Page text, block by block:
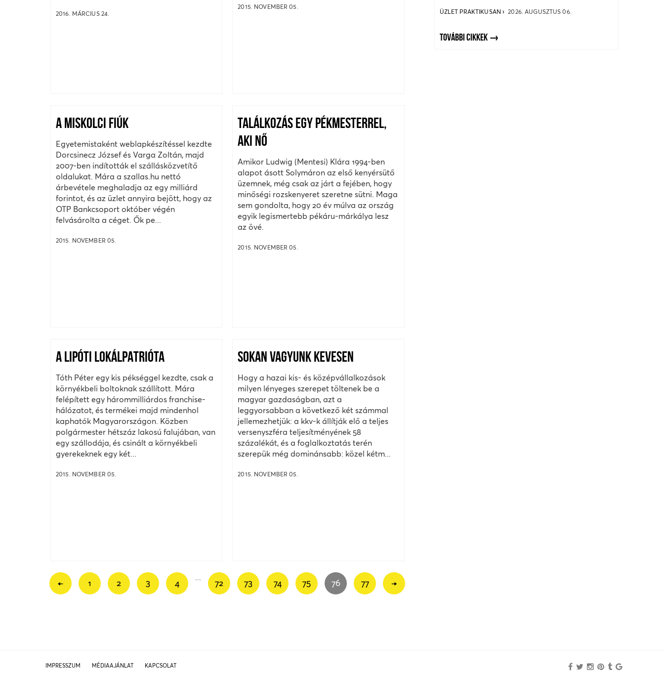
2016. MÁRCIUS 24.
2015. NOVEMBER 05.
A MISKOLCI FIÚK
Egyetemistaként weblapkészítéssel kezdte
Dorcsinecz József és Varga Zoltán, majd
2007-ben indították el szállásközvetítő
oldalukat. Mára a szallas.hu nettó
árbevétele meghaladja az egy milliárd
forintot, és az üzlet annyira bejött, hogy az
OTP Bankcsoport október végén
felvásárolta a céget. Ők pe...
2015. NOVEMBER 05.
TALÁLKOZÁS EGY PÉKMESTERREL,
AKI NŐ
Amikor Ludwig (Mentesi) Klára 1994-ben
alapot ásott Solymáron az első kenyérsütő
üzemnek, még csak az járt a fejében, hogy
minőségi rozskenyeret szeretne sütni. Maga
sem gondolta, hogy 20 év múlva az ország
egyik legismertebb pékáru-márkálya lesz
az övé.
2015. NOVEMBER 05.
A LIPÓTI LOKÁLPATRIÓTA
Tóth Péter egy kis pékséggel kezdte, csak a
környékbeli boltoknak szállított. Mára
felépített egy hárommilliárdos franchise-
hálózatot, és termékei majd mindenhol
kaphatók Magyarországon. Közben
polgármester hétszáz lakosú falujában, van
egy szállodája, és csinált a környékbeli
gyerekeknek egy két...
2015. NOVEMBER 05.
SOKAN VAGYUNK KEVESEN
Hogy a hazai kis- és középvállalkozások
milyen lényeges szerepet töltenek be a
magyar gazdaságban, azt a
leggyorsabban a következő két számmal
jellemezhetjük: a kkv-k állítják elő a teljes
versenyszféra teljesítményének 58
százalékát, és a foglalkoztatás terén
szerepük még dominánsabb: közel kétm...
2015. NOVEMBER 05.
← 1 2 3 4 72 73 74 75 76 77 →
ÜZLET PRAKTIKUSAN 2026. AUGUSZTUS 06.
TOVÁBBI CIKKEK
IMPRESSZUM MÉDIAAJÁNLAT KAPCSOLAT